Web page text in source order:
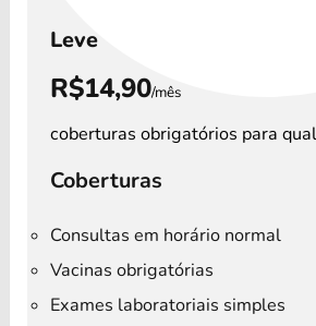
Leve
R$14,90/mês
coberturas obrigatórios para
Coberturas
Consultas em horário normal
Vacinas obrigatórias
Exames laboratoriais simples